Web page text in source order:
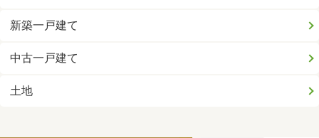
新築一戸建て
中古一戸建て
土地